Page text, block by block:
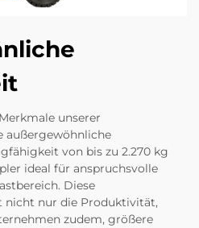
unserer
außergewöhnliche
von bis zu 2.270 kg
ideal für anspruchsvolle
Diese
nicht nur die Produktivität,
zudem, größere